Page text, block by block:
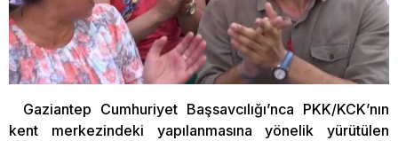
Gaziantep Cumhuriyet Başsavcılığı’nca PKK/KCK’nın
kent merkezindeki yapılanmasına yönelik yürütülen